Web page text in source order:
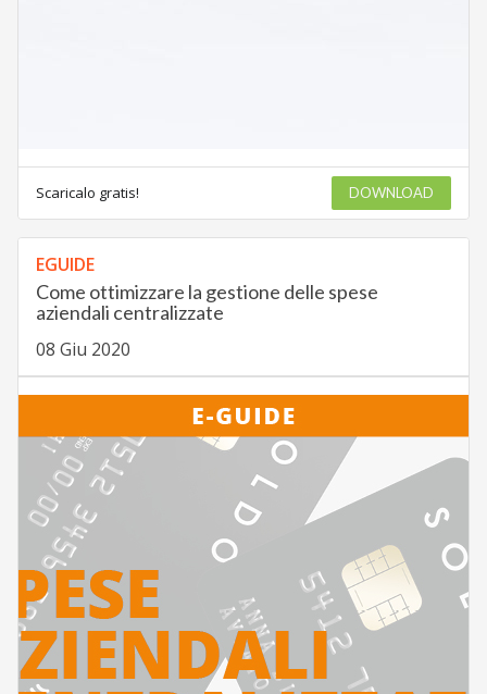
Scaricalo gratis! DOWNLOAD
EGUIDE
Come ottimizzare la gestione delle spese
aziendali centralizzate
08 Giu 2020